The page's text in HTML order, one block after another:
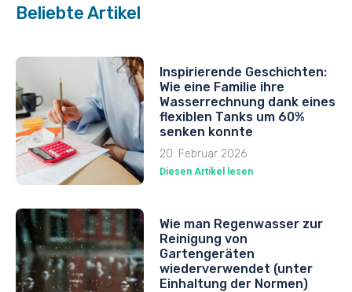
Beliebte Artikel
Inspirierende Geschichten:
Wie eine Familie ihre
Wasserrechnung dank eines
flexiblen Tanks um 60%
senken konnte
20. Februar 2026
Diesen Artikel lesen
Wie man Regenwasser zur
Reinigung von
Gartengeräten
wiederverwendet (unter
Einhaltung der Normen)